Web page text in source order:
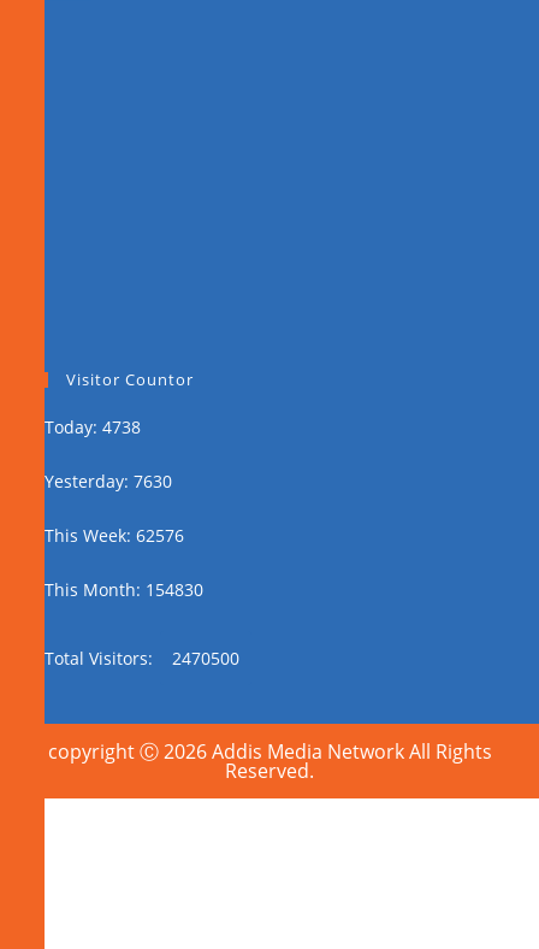
Visitor Countor
Today: 4738
Yesterday: 7630
This Week: 62576
This Month: 154830
Total Visitors: 2470500
copyright Ⓒ 2026 Addis Media Network All Rights
Reserved.